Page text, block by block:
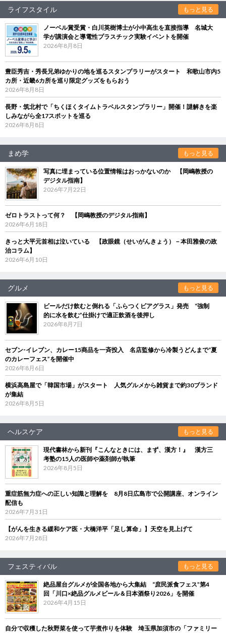
ライフスタイル もっと見る
ノーベル賞受賞・白川英樹博士が小中高生を直接指導 名城大
学が講演会と導電性プラスチック実験イベントを開催
2026年8月8日
豊臣秀吉・秀長兄弟ゆかりの地を巡るスタンプラリーがスタート 和歌山市内5
カ所・近畿6カ所を巡り限定グッズをもらおう
2026年8月8日
長野・筑北村で「ちくほくタイムトラベルスタンプラリー」開催！謎解きを楽
しみながら全17スポットを巡る
2026年8月8日
まめ学 もっと見る
写真に埋まっている位置情報はおっかないのか 【岡嶋教授の
デジタル指南】
2026年7月22日
ゼロトラストって何？ 【岡嶋教授のデジタル指南】
2026年6月18日
きっと大平元首相は泣いている 【政眼鏡（せいがんきょう）－本田雅俊の政
治コラム】
2026年6月10日
グルメ もっと見る
ビールだけ飲むと倒れる「ふらつくビアグラス」発売 “強制
的に水を飲む”仕掛けで適正飲酒を後押し
2026年8月7日
セブン‐イレブン、カレー15商品を一斉投入 名店監修から冷製うどんまで“夏
のカレーフェス”を開催中
2026年8月6日
横浜高島屋で「韓国市場」がスタート 人気グルメから雑貨まで約30ブランド
が集結
2026年8月5日
ヘルスケア もっと見る
現代書林から新刊『こんなときには、まず、漢方！』 漢方三
考塾の15人の医師や薬剤師が執筆
2026年8月5日
重症筋無力症への正しい知識と理解を 8月8日広島市で公開講座、オンライン
配信も
2026年7月31日
【がんを生きる緩和ケア医・大橋洋平「足し算命」】天空を見上げて
2026年7月28日
フェスティバル もっと見る
絶品屋台グルメが全国各地から大集結 “庶民派食フェス”第4
回「川口×絶品グルメビール＆日本酒祭り2026」を開催
2026年4月15日
自分で収穫した秋野菜を使って芋煮作りを体験 埼玉県加須市の「ファミリー